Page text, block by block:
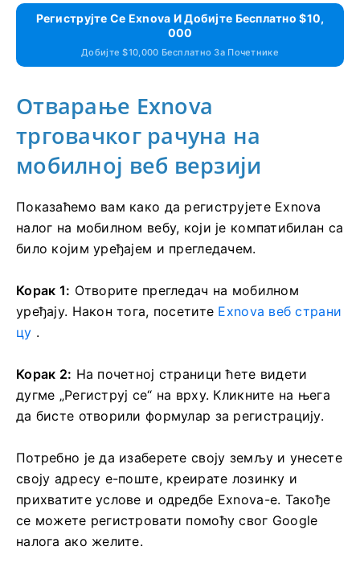
Региструјте Се Exnova И Добијте Бесплатно $10,
000
Добијте $10,000 Бесплатно За Почетнике
Отварање Exnova
трговачког рачуна на
мобилној веб верзији
Показаћемо вам како да региструјете Exnova
налог на мобилном вебу, који је компатибилан са
било којим уређајем и прегледачем.
Корак 1: Отворите прегледач на мобилном
уређају. Након тога, посетите Exnova веб страни
цу .
Корак 2: На почетној страници ћете видети
дугме „Региструј се“ на врху. Кликните на њега
да бисте отворили формулар за регистрацију.
Потребно је да изаберете своју земљу и унесете
своју адресу е-поште, креирате лозинку и
прихватите услове и одредбе Exnova-е. Такође
се можете регистровати помоћу свог Google
налога ако желите.